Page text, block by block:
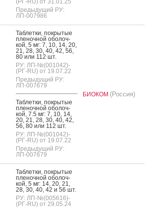
Предыдущий РУ:
ЛП-007986
Таб­летки, пок­ры­тые
пле­ноч­ной обо­лоч­
кой, 5 мг: 7, 10, 14, 20,
21, 28, 30, 40, 42, 56,
80 или 112 шт.
РУ: ЛП-№(001042)-
(РГ-RU) от 19.07.22
Предыдущий РУ:
ЛП-007679
Таб­летки, пок­ры­тые
пле­ноч­ной обо­лоч­
кой, 7.5 мг: 7, 10, 14,
20, 21, 28, 30, 40, 42,
56, 80 или 112 шт.
РУ: ЛП-№(001042)-
(РГ-RU) от 19.07.22
Предыдущий РУ:
ЛП-007679
БИОКОМ (Россия)
Таб­летки, пок­ры­тые
пле­ноч­ной обо­лоч­
кой, 5 мг: 14, 20, 21,
28, 30, 40, 42 и 56 шт.
РУ: ЛП-№(005616)-
(РГ-RU) от 29.05.24